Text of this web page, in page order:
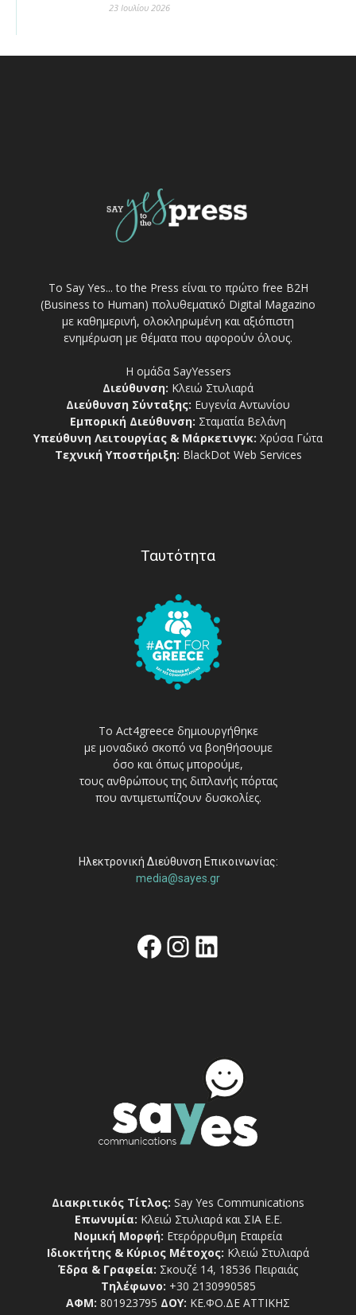
23 Ιουλίου 2026
Το Say Yes... to the Press είναι το πρώτο free Β2Η
(Business to Human) πολυθεματικό Digital Magazino
με καθημερινή, ολοκληρωμένη και αξιόπιστη
ενημέρωση με θέματα που αφορούν όλους.
Η ομάδα SayYessers
Διεύθυνση: Κλειώ Στυλιαρά
Διεύθυνση Σύνταξης: Ευγενία Αντωνίου
Εμπορική Διεύθυνση: Σταματία Βελάνη
Υπεύθυνη Λειτουργίας & Μάρκετινγκ: Χρύσα Γώτα
Τεχνική Υποστήριξη: BlackDot Web Services
Ταυτότητα
Το Act4greece δημιουργήθηκε
με μοναδικό σκοπό να βοηθήσουμε
όσο και όπως μπορούμε,
τους ανθρώπους της διπλανής πόρτας
που αντιμετωπίζουν δυσκολίες.
Ηλεκτρονική Διεύθυνση Επικοινωνίας:
media@sayes.gr
Facebook
Instagram
Linkedin
Διακριτικός Τίτλος: Say Yes Communications
Επωνυμία: Κλειώ Στυλιαρά και ΣΙΑ Ε.Ε.
Νομική Μορφή: Ετερόρρυθμη Εταιρεία
Ιδιοκτήτης & Κύριος Μέτοχος: Κλειώ Στυλιαρά
Έδρα & Γραφεία: Σκουζέ 14, 18536 Πειραιάς
Τηλέφωνο: +30 2130990585
ΑΦΜ: 801923795 ΔΟΥ: ΚΕ.ΦΟ.ΔΕ ΑΤΤΙΚΗΣ